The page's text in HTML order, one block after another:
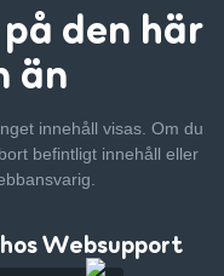
på den här
än
innehåll visas. Om du
befintligt innehåll eller
Websupport